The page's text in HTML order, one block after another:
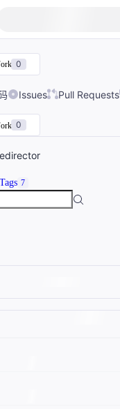
0
Issues Pull Requests
0
Tags 7